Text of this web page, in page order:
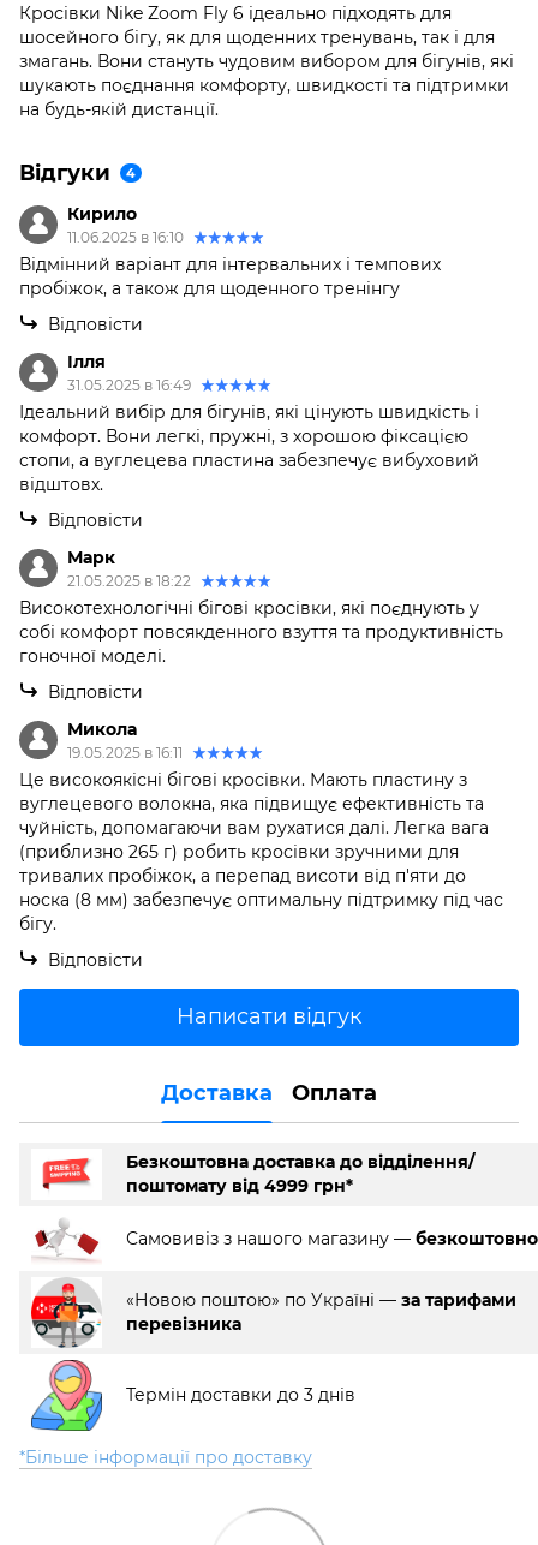
Кросівки Nike Zoom Fly 6 ідеально підходять для
шосейного бігу, як для щоденних тренувань, так і для
змагань. Вони стануть чудовим вибором для бігунів, які
шукають поєднання комфорту, швидкості та підтримки
на будь-якій дистанції.
Відгуки 4
Кирило
11.06.2025 в 16:10
Відмінний варіант для інтервальних і темпових
пробіжок, а також для щоденного тренінгу
Відповісти
Ілля
31.05.2025 в 16:49
Ідеальний вибір для бігунів, які цінують швидкість і
комфорт. Вони легкі, пружні, з хорошою фіксацією
стопи, а вуглецева пластина забезпечує вибуховий
відштовх.
Відповісти
Марк
21.05.2025 в 18:22
Високотехнологічні бігові кросівки, які поєднують у
собі комфорт повсякденного взуття та продуктивність
гоночної моделі.
Відповісти
Микола
19.05.2025 в 16:11
Це високоякісні бігові кросівки. Мають пластину з
вуглецевого волокна, яка підвищує ефективність та
чуйність, допомагаючи вам рухатися далі. Легка вага
(приблизно 265 г) робить кросівки зручними для
тривалих пробіжок, а перепад висоти від п'яти до
носка (8 мм) забезпечує оптимальну підтримку під час
бігу.
Відповісти
Написати відгук
Доставка Оплата
Безкоштовна доставка до відділення/
поштомату від 4999 грн*
Самовивіз з нашого магазину — безкоштовно
«Новою поштою» по Україні — за тарифами
перевізника
Термін доставки до 3 днів
*Більше інформації про доставку